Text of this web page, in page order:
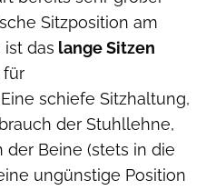
Sitzposition am
das lange Sitzen
für
schiefe Sitzhaltung,
der Stuhllehne,
Beine (stets in die
ungünstige Position